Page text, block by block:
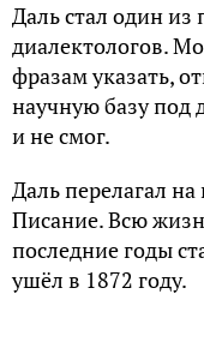
Даль стал один из
диалектологов.
фразам указать,
научную базу под
и не смог.
Даль перелагал
Писание. Всю
последние годы
ушёл в 1872 году.